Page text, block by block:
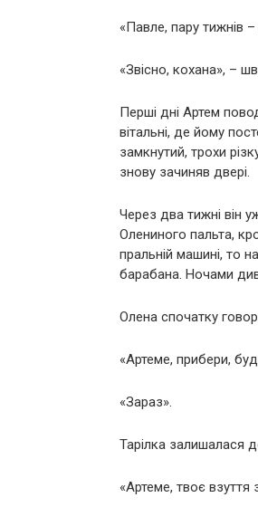
«Павле, пару тижнів
«Звісно, кохана», –
Перші дні Артем
вітальні, де йому
замкнутий, трохи
знову зачиняв двері.
Через два тижні він
Олениного пальта,
пральній машині, то
барабана. Ночами
Олена спочатку
«Артеме, прибери,
«Зараз».
Тарілка залишалася
«Артеме, твоє взуття